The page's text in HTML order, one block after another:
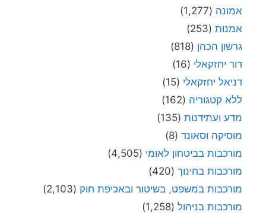
אמונה (1,277)
אמנות (253)
גרשון הכהן (818)
דור יחזקאלי (16)
דניאל יחזקאלי (15)
ללא קטגוריה (162)
מדע ועתידנות (135)
מוסיקה וסאונד (8)
מורכבות בביטחון לאומי (4,505)
מורכבות בחינוך (420)
מורכבות במשפט, בשיטור ובאכיפת חוק (2,103)
מורכבות בניהול (1,258)